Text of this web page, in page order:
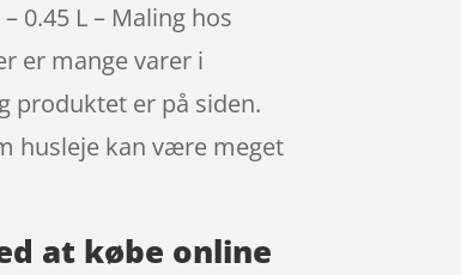
0.45 L – Maling hos
er mange varer i
produktet er på siden.
husleje kan være meget
at købe online